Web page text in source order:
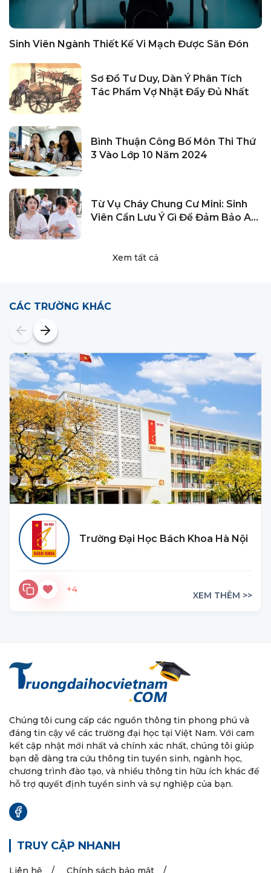
Sinh Viên Ngành Thiết Kế Vi Mạch Được Săn Đón
Sơ Đồ Tư Duy, Dàn Ý Phân Tích
Tác Phẩm Vợ Nhặt Đầy Đủ Nhất
Bình Thuận Công Bố Môn Thi Thứ
3 Vào Lớp 10 Năm 2024
Từ Vụ Cháy Chung Cư Mini: Sinh
Viên Cần Lưu Ý Gì Để Đảm Bảo An
Xem tất cả
CÁC TRƯỜNG KHÁC
Trường Đại Học Bách Khoa Hà Nội
+4
XEM THÊM >>
Chúng tôi cung cấp các nguồn thông tin phong phú và
đáng tin cậy về các trường đại học tại Việt Nam. Với cam
kết cập nhật mới nhất và chính xác nhất, chúng tôi giúp
bạn dễ dàng tra cứu thông tin tuyển sinh, ngành học,
chương trình đào tạo, và nhiều thông tin hữu ích khác để
hỗ trợ quyết định tuyển sinh và sự nghiệp của bạn.
TRUY CẬP NHANH
Liên hệ Chính sách bảo mật